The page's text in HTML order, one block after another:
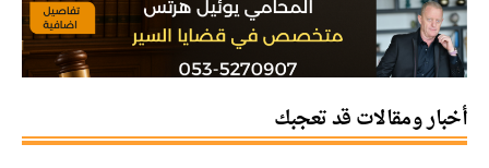
أخبار ومقالات قد تعجبك